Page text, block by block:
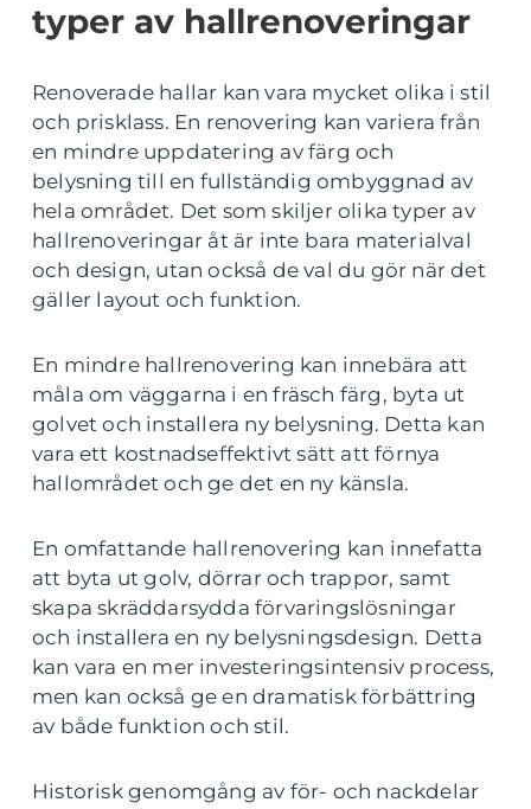
typer av hallrenoveringar
Renoverade hallar kan vara mycket olika i stil
och prisklass. En renovering kan variera från
en mindre uppdatering av färg och
belysning till en fullständig ombyggnad av
hela området. Det som skiljer olika typer av
hallrenoveringar åt är inte bara materialval
och design, utan också de val du gör när det
gäller layout och funktion.
En mindre hallrenovering kan innebära att
måla om väggarna i en fräsch färg, byta ut
golvet och installera ny belysning. Detta kan
vara ett kostnadseffektivt sätt att förnya
hallområdet och ge det en ny känsla.
En omfattande hallrenovering kan innefatta
att byta ut golv, dörrar och trappor, samt
skapa skräddarsydda förvaringslösningar
och installera en ny belysningsdesign. Detta
kan vara en mer investeringsintensiv process,
men kan också ge en dramatisk förbättring
av både funktion och stil.
Historisk genomgång av för- och nackdelar